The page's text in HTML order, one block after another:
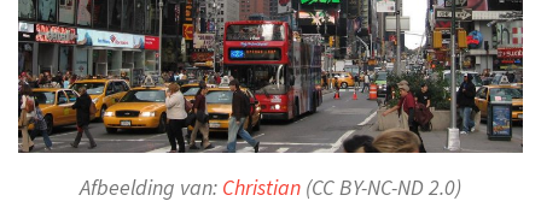
Afbeelding van: Christian (CC BY-NC-ND 2.0)